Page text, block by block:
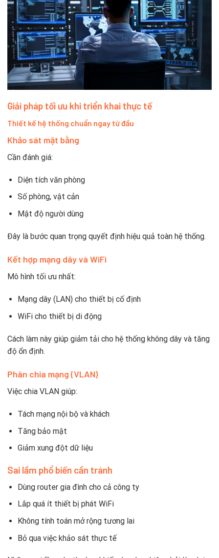
Giải pháp tối ưu khi triển khai thực tế
Thiết kế hệ thống chuẩn ngay từ đầu
Khảo sát mặt bằng
Cần đánh giá:
Diện tích văn phòng
Số phòng, vật cản
Mật độ người dùng
Đây là bước quan trọng quyết định hiệu quả toàn hệ thống.
Kết hợp mạng dây và WiFi
Mô hình tối ưu nhất:
Mạng dây (LAN) cho thiết bị cố định
WiFi cho thiết bị di động
Cách làm này giúp giảm tải cho hệ thống không dây và tăng
độ ổn định.
Phân chia mạng (VLAN)
Việc chia VLAN giúp:
Tách mạng nội bộ và khách
Tăng bảo mật
Giảm xung đột dữ liệu
Sai lầm phổ biến cần tránh
Dùng router gia đình cho cả công ty
Lắp quá ít thiết bị phát WiFi
Không tính toán mở rộng tương lai
Bỏ qua việc khảo sát thực tế